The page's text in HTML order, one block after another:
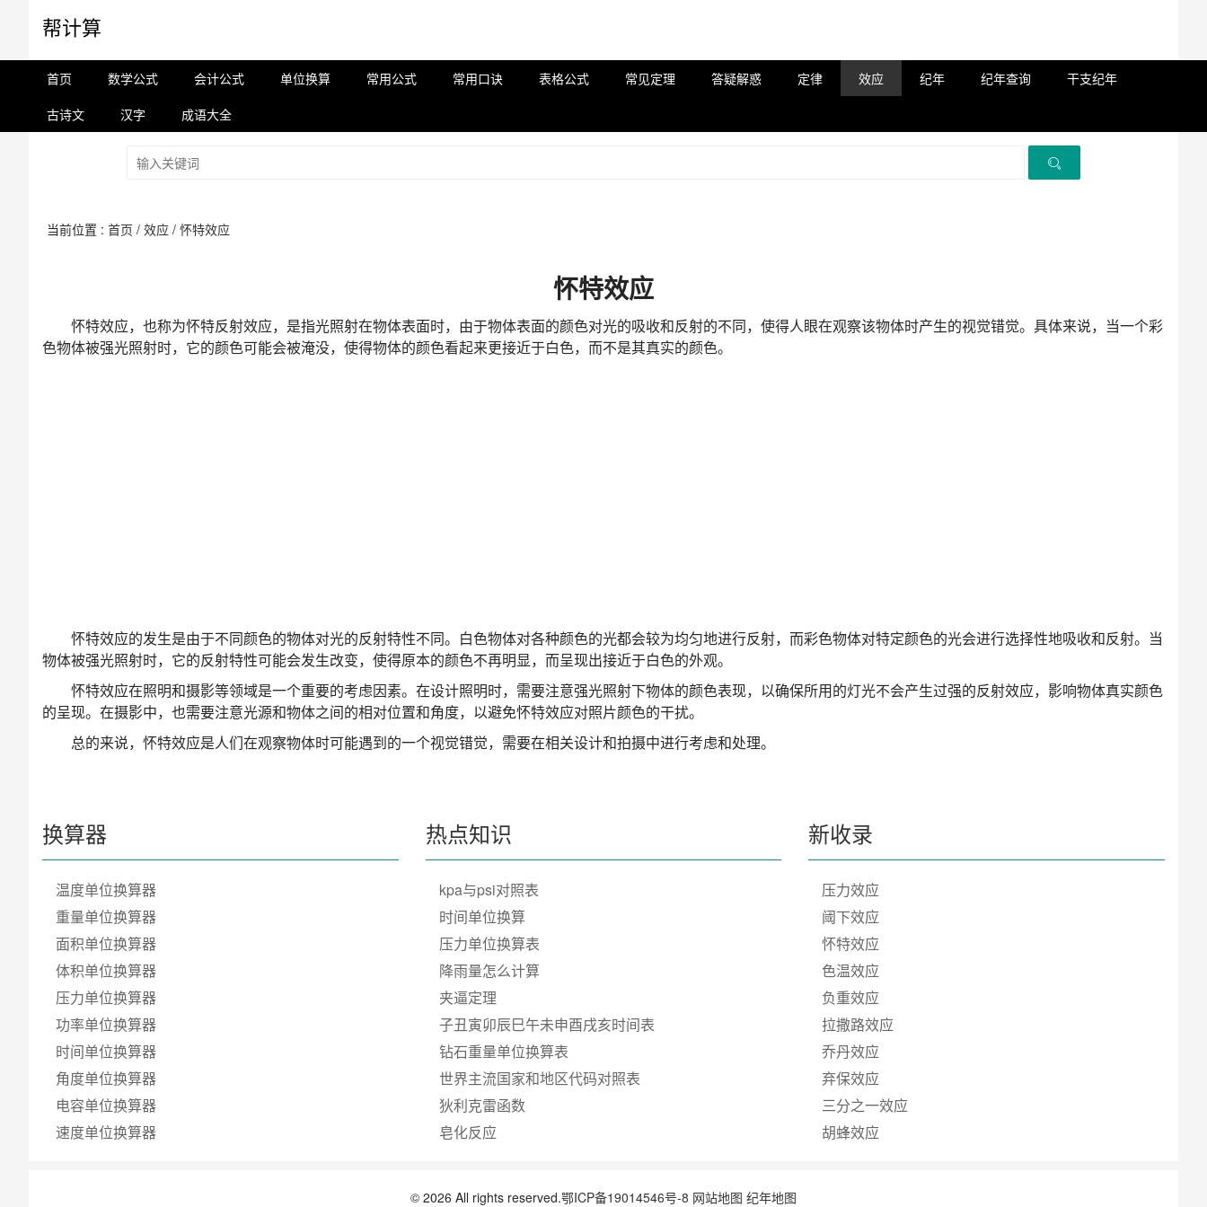
帮计算
首页 数学公式 会计公式 单位换算 常用公式 常用口诀 表格公式 常见定理 答疑解惑 定律 效应 纪年 纪年查询
干支纪年
古诗文
汉字 成语大全
当前位置 : 首页 / 效应 / 怀特效应
怀特效应
怀特效应，也称为怀特反射效应，是指光照射在物体表面时，由于物体表面的颜色对光的吸收和反射的不同，使得人眼在观察该物体时产生的视觉错觉。具体来说，当一个彩
色物体被强光照射时，它的颜色可能会被淹没，使得物体的颜色看起来更接近于白色，而不是其真实的颜色。
怀特效应的发生是由于不同颜色的物体对光的反射特性不同。白色物体对各种颜色的光都会较为均匀地进行反射，而彩色物体对特定颜色的光会进行选择性地吸收和反射。当
物体被强光照射时，它的反射特性可能会发生改变，使得原本的颜色不再明显，而呈现出接近于白色的外观。
怀特效应在照明和摄影等领域是一个重要的考虑因素。在设计照明时，需要注意强光照射下物体的颜色表现，以确保所用的灯光不会产生过强的反射效应，影响物体真实颜色
的呈现。在摄影中，也需要注意光源和物体之间的相对位置和角度，以避免怀特效应对照片颜色的干扰。
总的来说，怀特效应是人们在观察物体时可能遇到的一个视觉错觉，需要在相关设计和拍摄中进行考虑和处理。
换算器
温度单位换算器
重量单位换算器
面积单位换算器
体积单位换算器
压力单位换算器
功率单位换算器
时间单位换算器
角度单位换算器
电容单位换算器
速度单位换算器
热点知识
kpa与psi对照表
时间单位换算
压力单位换算表
降雨量怎么计算
夹逼定理
子丑寅卯辰巳午未申酉戌亥时间表
钻石重量单位换算表
世界主流国家和地区代码对照表
狄利克雷函数
皂化反应
新收录
压力效应
阈下效应
怀特效应
色温效应
负重效应
拉撒路效应
乔丹效应
弃保效应
三分之一效应
胡蜂效应
© 2026 All rights reserved.鄂ICP备19014546号-8 网站地图 纪年地图